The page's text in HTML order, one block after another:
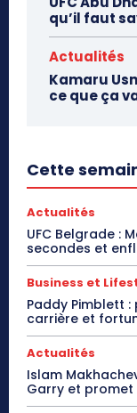
qu’il faut
Actualités
Kamaru
ce que ça
Cette
Actualités
UFC Belgrade :
secondes et
Business et
Paddy Pimblett
carrière et
Actualités
Islam
Garry et promet